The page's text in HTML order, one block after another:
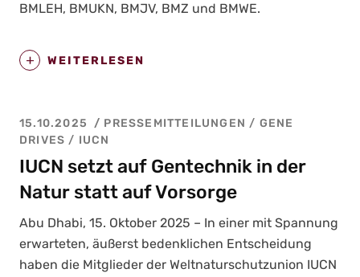
BMLEH, BMUKN, BMJV, BMZ und BMWE.
WEITERLESEN
15.10.2025 PRESSEMITTEILUNGEN / GENE
DRIVES / IUCN
IUCN setzt auf Gentechnik in der
Natur statt auf Vorsorge
Abu Dha­bi, 15. Okto­ber 2025 – In einer mit Span­nung
erwar­te­ten, äußerst bedenk­li­chen Ent­schei­dung
haben die Mit­glie­der der Welt­na­tur­schutz­uni­on IUCN